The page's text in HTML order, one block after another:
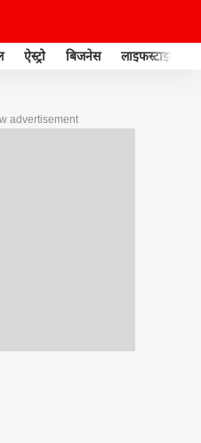
ऐस्ट्रो बिजनेस लाइफस्टाइल
advertisement